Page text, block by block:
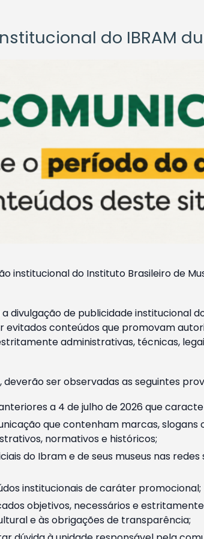
do IBRAM
institucional do Instituto Brasileiro de
divulgação de publicidade institucional
conteúdos que promovam
administrativas, técnicas,
ser observadas as seguintes
a 4 de julho de 2026 que
que contenham marcas,
normativos e históricos;
do Ibram e de seus museus nas
institucionais de caráter promocional;
objetivos, necessários e
e às obrigações de transparência;